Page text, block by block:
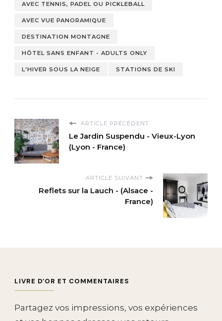
AVEC TENNIS, PADEL OU PICKLEBALL
AVEC VUE PANORAMIQUE
DESTINATION MONTAGNE
HÔTEL SANS ENFANT - ADULTS ONLY
L'HIVER SOUS LA NEIGE STATIONS DE SKI
ARTICLE PRÉCÉDENT
Le Jardin Suspendu - Vieux-Lyon
(Lyon - France)
ARTICLE SUIVANT
Reflets sur la Lauch - (Alsace -
France)
LIVRE D’OR ET COMMENTAIRES
Partagez vos impressions, vos expériences